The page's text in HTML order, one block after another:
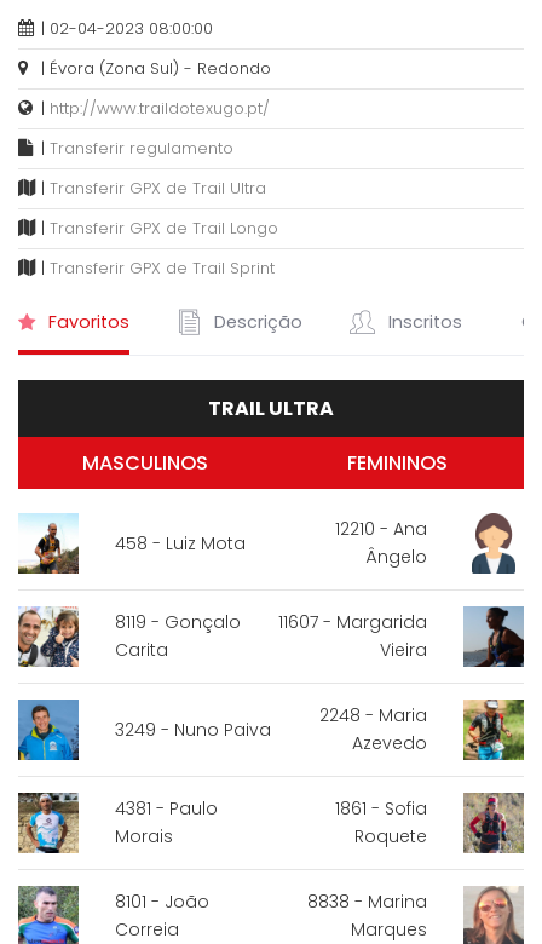
| 02-04-2023 08:00:00
| Évora (Zona Sul) - Redondo
| http://www.traildotexugo.pt/
| Transferir regulamento
| Transferir GPX de Trail Ultra
| Transferir GPX de Trail Longo
| Transferir GPX de Trail Sprint
Favoritos Descrição Inscritos
TRAIL ULTRA
MASCULINOS
458 - Luiz Mota
8119 - Gonçalo
Carita
3249 - Nuno Paiva
4381 - Paulo
Morais
8101 - João
Correia
FEMININOS
12210 - Ana
Ângelo
11607 - Margarida
Vieira
2248 - Maria
Azevedo
1861 - Sofia
Roquete
8838 - Marina
Marques